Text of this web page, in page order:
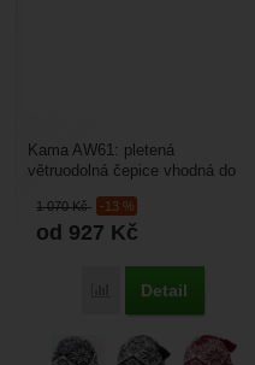
1 070Kč -13 %
od 927 Kč
Porovnat
Detail
Kama AW61: pletená
větruodolná čepice vhodná do
podmínek. Je vyrobena z vlny...